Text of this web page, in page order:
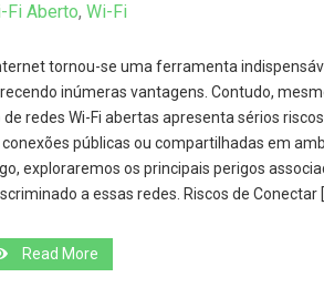
Fi Aberto, Wi-Fi
tornou-se uma ferramenta
inúmeras vantagens. Contudo,
de redes Wi-Fi abertas apresenta sérios
públicas ou compartilhadas em
exploraremos os principais perigos
a essas redes. Riscos de Conectar
Read More